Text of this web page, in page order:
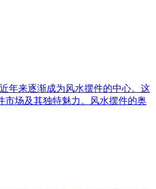
年来逐渐成为风水摆件的中心。这
场及其独特魅力。风水摆件的奥